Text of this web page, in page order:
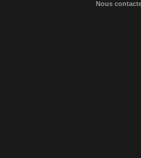
Nous